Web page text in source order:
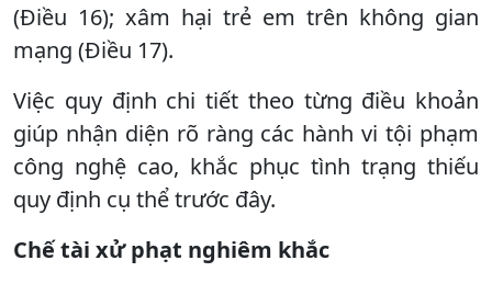
(Điều 16); xâm hại trẻ em trên không gian
mạng (Điều 17).
Việc quy định chi tiết theo từng điều khoản
giúp nhận diện rõ ràng các hành vi tội phạm
công nghệ cao, khắc phục tình trạng thiếu
quy định cụ thể trước đây.
Chế tài xử phạt nghiêm khắc